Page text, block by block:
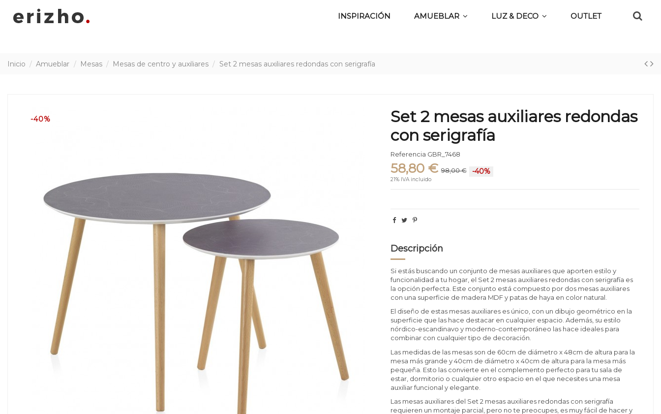
INSPIRACIÓN AMUEBLAR LUZ & DECO OUTLET
Inicio Amueblar Mesas Mesas de centro y auxiliares Set 2 mesas auxiliares redondas con serigrafía
-40%
Set 2 mesas auxiliares redondas
con serigrafía
Referencia GBR_7468
58,80 € 98,00 € -40%
21% IVA incluido
Descripción
Si estás buscando un conjunto de mesas auxiliares que aporten estilo y
funcionalidad a tu hogar, el Set 2 mesas auxiliares redondas con serigrafía es
la opción perfecta. Este conjunto está compuesto por dos mesas auxiliares
con una superficie de madera MDF y patas de haya en color natural.
El diseño de estas mesas auxiliares es único, con un dibujo geométrico en la
superficie que las hace destacar en cualquier espacio. Además, su estilo
nórdico-escandinavo y moderno-contemporáneo las hace ideales para
combinar con cualquier tipo de decoración.
Las medidas de las mesas son de 60cm de diámetro x 48cm de altura para la
mesa más grande y 40cm de diámetro x 40cm de altura para la mesa más
pequeña. Esto las convierte en el complemento perfecto para tu sala de
estar, dormitorio o cualquier otro espacio en el que necesites una mesa
auxiliar funcional y elegante.
Las mesas auxiliares del Set 2 mesas auxiliares redondas con serigrafía
requieren un montaje parcial, pero no te preocupes, es muy fácil de hacer y